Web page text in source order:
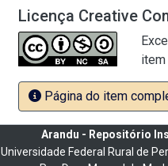
Licença Creative
Página do item
Arandu - Repositório
Universidade Federal Rural de